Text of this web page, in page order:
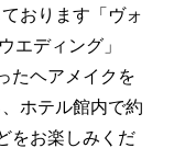
おります「ヴォ
エディング」
たヘアメイクを
ホテル館内で約
をお楽しみくだ